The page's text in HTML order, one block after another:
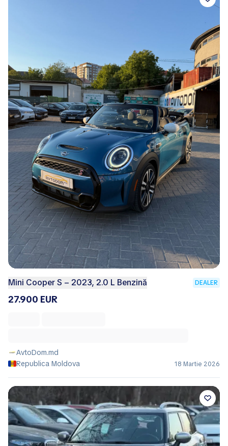
Mini Cooper S – 2023, 2.0 L Benzină DEALER
27.900 EUR
AvtoDom.md
Republica Moldova
18 Martie 2026